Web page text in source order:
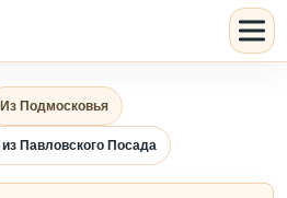
Из Подмосковья
Павловского Посада